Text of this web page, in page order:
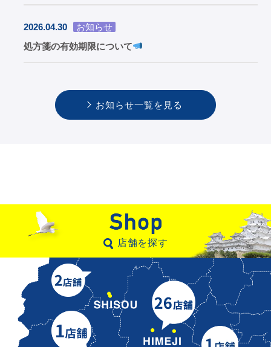
2026.04.30
お知らせ
処方箋の有効期限について
お知らせ一覧を見る
店舗を探す